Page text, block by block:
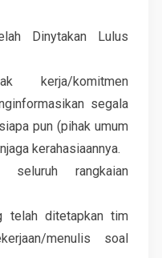
Dinytakan Lulus
kerja/komitmen
segala
pun (pihak umum
kerahasiaannya.
seluruh rangkaian
telah ditetapkan tim
menulis soal